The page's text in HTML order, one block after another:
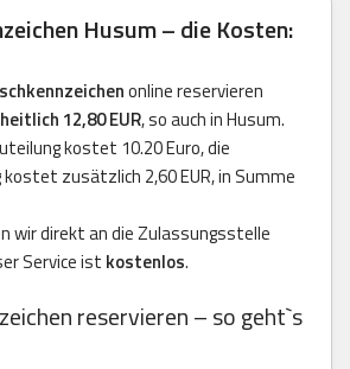
Husum – die Kosten:
online reservieren
12,80 EUR, so auch in Husum.
kostet 10.20 Euro, die
zusätzlich 2,60 EUR, in Summe
wir direkt an die Zulassungsstelle
Service ist kostenlos.
reservieren – so geht`s